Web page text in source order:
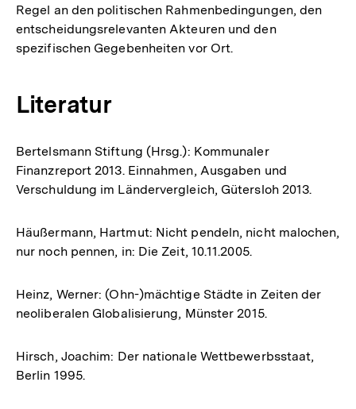
Regel an den politischen Rahmenbedingungen, den
entscheidungsrelevanten Akteuren und den
spezifischen Gegebenheiten vor Ort.
Literatur
Bertelsmann Stiftung (Hrsg.): Kommunaler
Finanzreport 2013. Einnahmen, Ausgaben und
Verschuldung im Ländervergleich, Gütersloh 2013.
Häußermann, Hartmut: Nicht pendeln, nicht malochen,
nur noch pennen, in: Die Zeit, 10.11.2005.
Heinz, Werner: (Ohn-)mächtige Städte in Zeiten der
neoliberalen Globalisierung, Münster 2015.
Hirsch, Joachim: Der nationale Wettbewerbsstaat,
Berlin 1995.